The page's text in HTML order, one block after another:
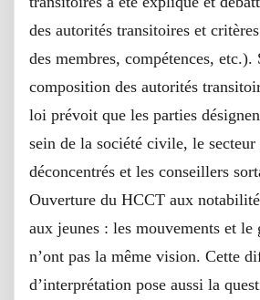
des autorités transitoires et
des membres, compétences, etc.).
composition des autorités
loi prévoit que les parties
sein de la société civile, le
déconcentrés et les conseillers
Ouverture du HCCT aux
aux jeunes : les mouvements et le
n’ont pas la même vision. Cette
d’interprétation pose aussi la